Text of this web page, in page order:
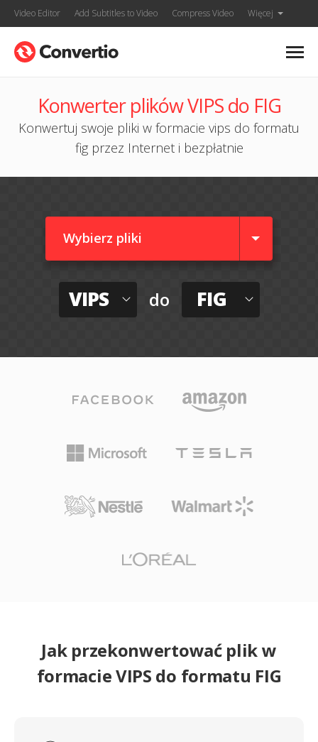
Video Editor Add Subtitles to Video Compress Video Więcej
Konwerter plików VIPS do FIG
Konwertuj swoje pliki w formacie vips do formatu
fig przez Internet i bezpłatnie
Wybierz pliki
VIPS do FIG
Jak przekonwertować plik w
formacie VIPS do formatu FIG